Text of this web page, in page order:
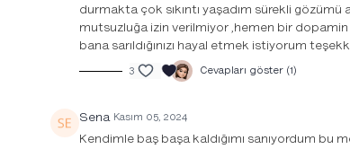
durmakta çok sıkıntı yaşadım sürekli
mutsuzluğa izin verilmiyor ,hemen bir dopamin
bana sarıldığınızı hayal etmek istiyorum
3 Cevapları göster (1)
Sena Kasım 05, 2024
Kendimle baş başa kaldığımı sanıyordum bu